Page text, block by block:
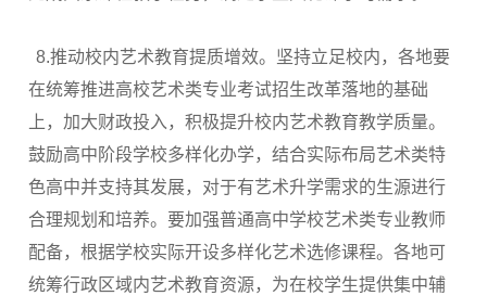
8.推动校内艺术教育提质增效。坚持立足校内，各地要
在统筹推进高校艺术类专业考试招生改革落地的基础
上，加大财政投入，积极提升校内艺术教育教学质量。
鼓励高中阶段学校多样化办学，结合实际布局艺术类特
色高中并支持其发展，对于有艺术升学需求的生源进行
合理规划和培养。要加强普通高中学校艺术类专业教师
配备，根据学校实际开设多样化艺术选修课程。各地可
统筹行政区域内艺术教育资源，为在校学生提供集中辅